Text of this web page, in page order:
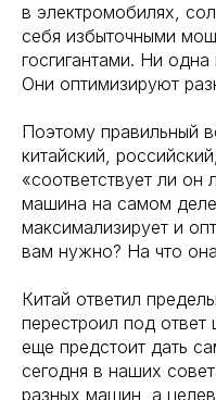
в электромобилях,
себя избыточными
госгигантами. Ни
Они оптимизируют
Поэтому правильный
китайский,
«соответствует ли он
машина на самом
максимализирует и
вам нужно? На что
Китай ответил
перестроил под ответ
еще предстоит дать
сегодня в наших
разных машин, а